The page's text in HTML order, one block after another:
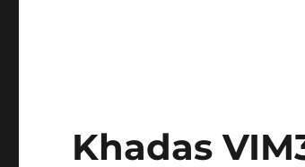
Khadas